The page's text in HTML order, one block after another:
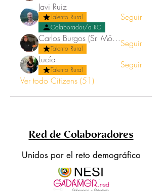
Javi Ruiz
Talento Rural
Colaborador/a RC
Seguir
Carlos Burgos (Sr. Mörez)
Talento Rural
Seguir
Lucía
Talento Rural
Seguir
Ver todo Citizens (51)
Red de Colaboradores
Unidos por el reto demográfico